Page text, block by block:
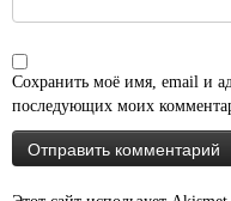
Сохранить моё имя, email и
последующих моих